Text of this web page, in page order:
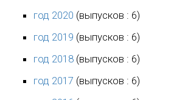
год 2020 (выпусков : 6)
год 2019 (выпусков : 6)
год 2018 (выпусков : 6)
год 2017 (выпусков : 6)